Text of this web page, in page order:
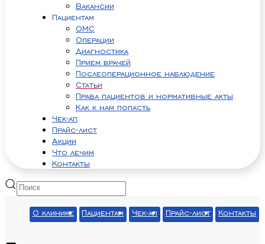
Вакансии
Пациентам
ОМС
Операции
Диагностика
Прием врачей
Послеоперационное наблюдение
Статьи
Права пациентов и нормативные акты
Как к нам попасть
Чек-ап
Прайс-лист
Акции
Что лечим
Контакты
О клинике Пациентам Чек-ап Прайс-лист Контакты